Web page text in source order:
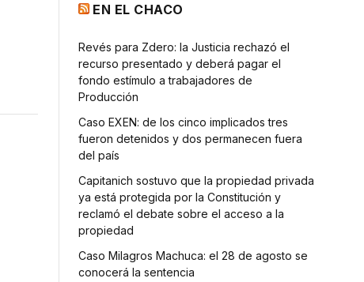
EN EL CHACO
Revés para Zdero: la Justicia rechazó el
recurso presentado y deberá pagar el
fondo estímulo a trabajadores de
Producción
Caso EXEN: de los cinco implicados tres
fueron detenidos y dos permanecen fuera
del país
Capitanich sostuvo que la propiedad privada
ya está protegida por la Constitución y
reclamó el debate sobre el acceso a la
propiedad
Caso Milagros Machuca: el 28 de agosto se
conocerá la sentencia